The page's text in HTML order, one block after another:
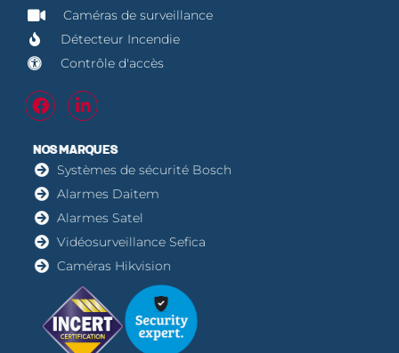
Caméras de surveillance
Détecteur Incendie
Contrôle d'accès
NOS MARQUES
Systèmes de sécurité Bosch
Alarmes Daitem
Alarmes Satel
Vidéosurveillance Sefica
Caméras Hikvision